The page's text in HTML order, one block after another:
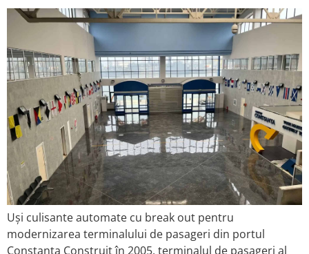
Uși culisante automate cu break out pentru
modernizarea terminalului de pasageri din portul
Constanța Construit în 2005, terminalul de pasageri al